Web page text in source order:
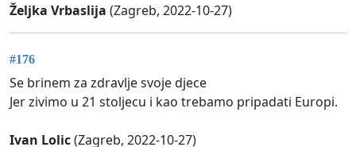
Željka Vrbaslija (Zagreb, 2022-10-27)
#176
Se brinem za zdravlje svoje djece
Jer zivimo u 21 stoljecu i kao trebamo pripadati Europi.
Ivan Lolic(Zagreb, 2022-10-27)